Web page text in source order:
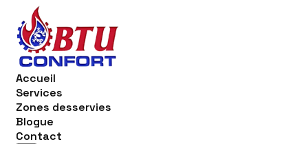
Accueil
Services
Zones desservies
Blogue
Contact